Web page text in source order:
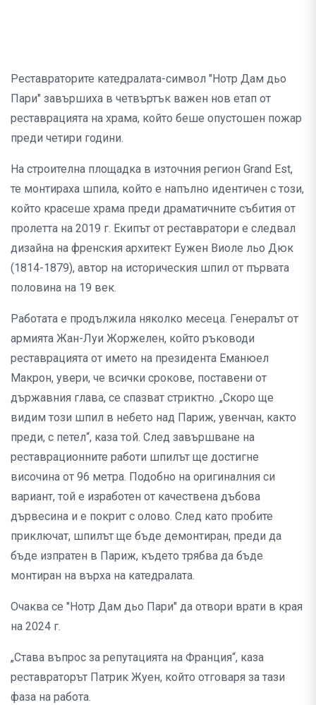
Реставраторите катедралата-символ "Нотр Дам дьо
Пари" завършиха в четвъртък важен нов етап от
реставрацията на храма, който беше опустошен пожар
преди четири години.
На строителна площадка в източния регион Grand Est,
те монтираха шпила, който е напълно идентичен с този,
който красеше храма преди драматичните събития от
пролетта на 2019 г. Екипът от реставратори е следвал
дизайна на френския архитект Еужен Виоле льо Дюк
(1814-1879), автор на историческия шпил от първата
половина на 19 век.
Работата е продължила няколко месеца. Генералът от
армията Жан-Луи Жоржелен, който ръководи
реставрацията от името на президента Еманюел
Макрон, увери, че всички срокове, поставени от
държавния глава, се спазват стриктно. „Скоро ще
видим този шпил в небето над Париж, увенчан, както
преди, с петел“, каза той. След завършване на
реставрационните работи шпилът ще достигне
височина от 96 метра. Подобно на оригиналния си
вариант, той е изработен от качествена дъбова
дървесина и е покрит с олово. След като пробите
приключат, шпилът ще бъде демонтиран, преди да
бъде изпратен в Париж, където трябва да бъде
монтиран на върха на катедралата.
Очаква се "Нотр Дам дьо Пари" да отвори врати в края
на 2024 г.
„Става въпрос за репутацията на Франция“, каза
реставраторът Патрик Жуен, който отговаря за тази
фаза на работа.